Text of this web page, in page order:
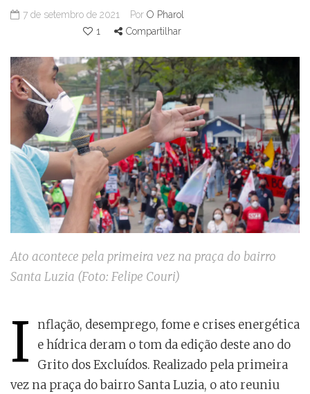
7 de setembro de 2021 Por O Pharol
1
Compartilhar
Ato acontece pela primeira vez na praça do bairro
Santa Luzia (Foto: Felipe Couri)
I
nflação, desemprego, fome e crises energética
e hídrica deram o tom da edição deste ano do
Grito dos Excluídos. Realizado pela primeira
vez na praça do bairro Santa Luzia, o ato reuniu